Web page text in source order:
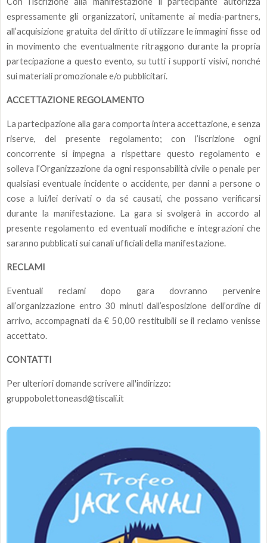
espressamente gli organizzatori, unitamente ai media-partners,
all’acquisizione gratuita del diritto di utilizzare le immagini fisse od
in movimento che eventualmente ritraggono durante la propria
partecipazione a questo evento, su tutti i supporti visivi, nonché
sui materiali promozionale e/o pubblicitari.
ACCETTAZIONE REGOLAMENTO
La partecipazione alla gara comporta intera accettazione, e senza
riserve, del presente regolamento; con l’iscrizione ogni
concorrente si impegna a rispettare questo regolamento e
solleva l’Organizzazione da ogni responsabilità civile o penale per
qualsiasi eventuale incidente o accidente, per danni a persone o
cose a lui/lei derivati o da sé causati, che possano verificarsi
durante la manifestazione. La gara si svolgerà in accordo al
presente regolamento ed eventuali modifiche e integrazioni che
saranno pubblicati sui canali ufficiali della manifestazione.
RECLAMI
Eventuali reclami dopo gara dovranno pervenire
all’organizzazione entro 30 minuti dall’esposizione dell’ordine di
arrivo, accompagnati da € 50,00 restituibili se il reclamo venisse
accettato.
CONTATTI
Per ulteriori domande scrivere all'indirizzo:
gruppobolettoneasd@tiscali.it